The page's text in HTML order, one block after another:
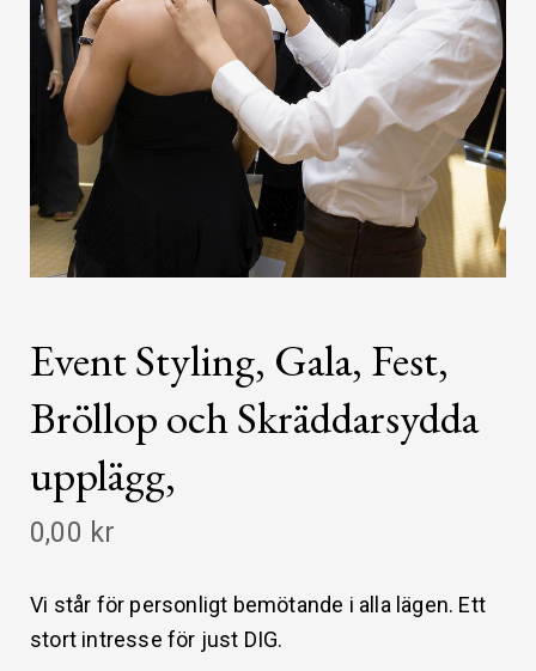
Event Styling, Gala, Fest,
Bröllop och Skräddarsydda
upplägg,
0,00 kr
Vi står för personligt bemötande i alla lägen. Ett
stort intresse för just DIG.